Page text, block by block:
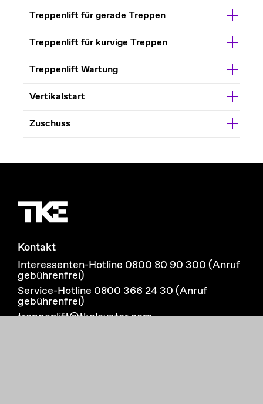
Treppenlift für gerade Treppen
Treppenlift für kurvige Treppen
Treppenlift Wartung
Vertikalstart
Zuschuss
Kontakt
Interessenten-Hotline 0800 80 90 300 (Anruf
gebührenfrei)
Service-Hotline 0800 366 24 30 (Anruf
gebührenfrei)
treppenlift@tkelevator.com